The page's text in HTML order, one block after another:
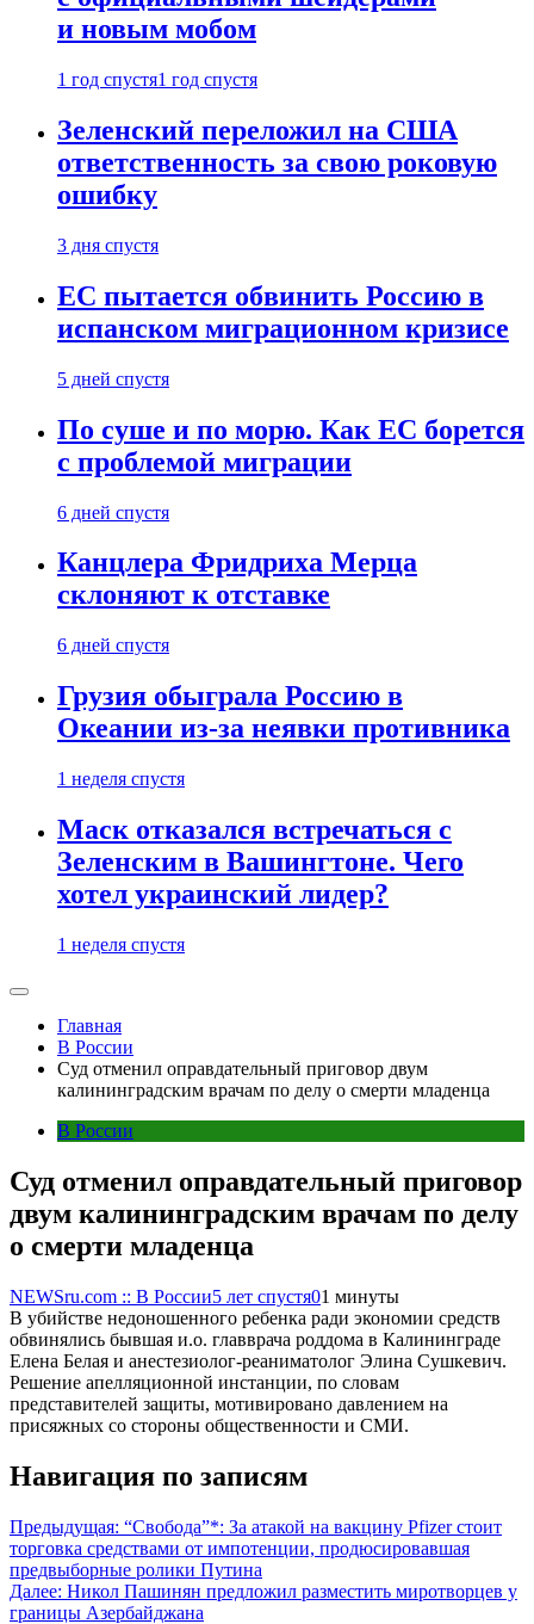
и новым мобом
1 год спустя1 год спустя
Зеленский переложил на США
ответственность за свою роковую
ошибку
3 дня спустя
ЕС пытается обвинить Россию в
испанском миграционном кризисе
5 дней спустя
По суше и по морю. Как ЕС борется
с проблемой миграции
6 дней спустя
Канцлера Фридриха Мерца
склоняют к отставке
6 дней спустя
Грузия обыграла Россию в
Океании из-за неявки противника
1 неделя спустя
Маск отказался встречаться с
Зеленским в Вашингтоне. Чего
хотел украинский лидер?
1 неделя спустя
Главная
В России
Суд отменил оправдательный приговор двум
калининградским врачам по делу о смерти младенца
В России
Суд отменил оправдательный приговор
двум калининградским врачам по делу
о смерти младенца
NEWSru.com :: В России5 лет спустя01 минуты
В убийстве недоношенного ребенка ради экономии средств
обвинялись бывшая и.о. главврача роддома в Калининграде
Елена Белая и анестезиолог-реаниматолог Элина Сушкевич.
Решение апелляционной инстанции, по словам
представителей защиты, мотивировано давлением на
присяжных со стороны общественности и СМИ.
Навигация по записям
Предыдущая: “Свобода”*: За атакой на вакцину Pfizer стоит
торговка средствами от импотенции, продюсировавшая
предвыборные ролики Путина
Далее: Никол Пашинян предложил разместить миротворцев у
границы Азербайджана